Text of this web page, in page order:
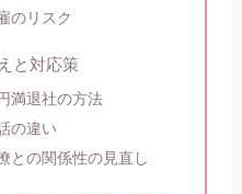
のリスク
と対応策
満退社の方法
の違い
との関係性の見直し